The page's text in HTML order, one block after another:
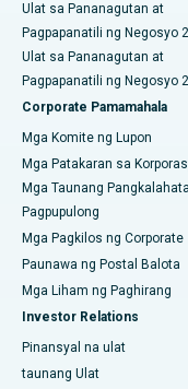
Pinakamahusay na
Pinakamahusay na
Pinakamahusay na
Visakhapatnam
Pinakamahusay na
Karimnagar
Pinakamahusay na
Pinakamahusay na
Pinakamahusay na
Pinakamahusay na
Ulat sa Pananagutan at
Pagpapanatili ng Negosyo
Ulat sa Pananagutan at
Pagpapanatili ng Negosyo
Corporate Pamamahala
Mga Komite ng Lupon
Mga Patakaran sa
Mga Taunang
Pagpupulong
Mga Pagkilos ng Corporate
Paunawa ng Postal Balota
Mga Liham ng Paghirang
Investor Relations
Pinansyal na ulat
taunang Ulat